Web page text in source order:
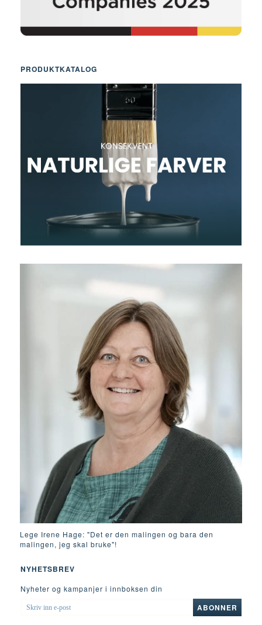
PRODUKTKATALOG
Lege Irene Hage: "Det er den malingen og bara den
malingen, jeg skal bruke"!
NYHETSBREV
Nyheter og kampanjer i innboksen din
SKRIV
INN
ABONNER